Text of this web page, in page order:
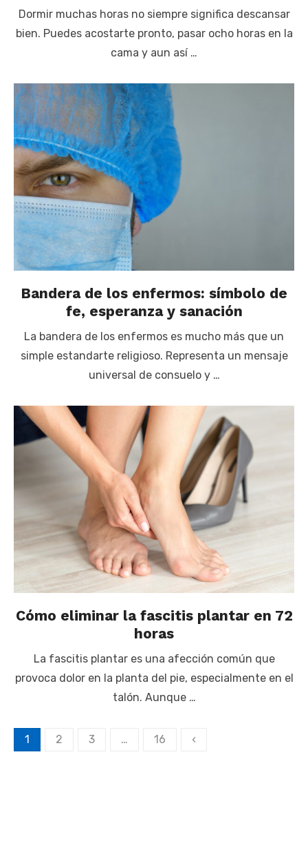
Dormir muchas horas no siempre significa descansar
bien. Puedes acostarte pronto, pasar ocho horas en la
cama y aun así …
Bandera de los enfermos: símbolo de
fe, esperanza y sanación
La bandera de los enfermos es mucho más que un
simple estandarte religioso. Representa un mensaje
universal de consuelo y …
Cómo eliminar la fascitis plantar en 72
horas
La fascitis plantar es una afección común que
provoca dolor en la planta del pie, especialmente en el
talón. Aunque …
Navegación
1 2 3 … 16 ‹